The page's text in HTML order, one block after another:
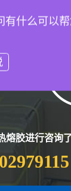
熔胶进行咨询了
什么可以帮